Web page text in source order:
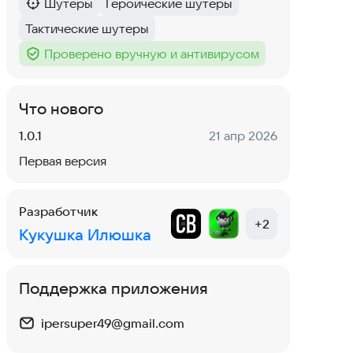
Категория:
Шутеры
Тег:
Героические шутеры
Тег:
Тактические шутеры
Тег :
Проверено вручную и антивирусом
Что нового
Версия:
1.0.1 Дата:
21 апр 2026
Первая версия
Разработчик
Кукушка Илюшка
+2
Поддержка приложения
ipersuper49@gmail.com